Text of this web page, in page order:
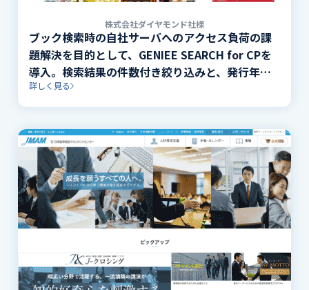
株式会社ダイヤモンド社様
ブック検索時の自社サーバへのアクセス負荷の課
題解決を目的として、GENIEE SEARCH for CPを
導入。検索結果の件数付き絞り込みと、発行年月
による並べ替えを実装。
詳しく見る